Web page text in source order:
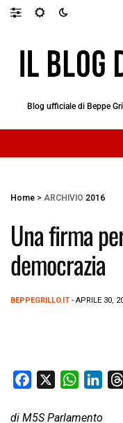
Blog ufficiale di Beppe
Home > ARCHIVIO 2016
Una firma
democrazia
BEPPEGRILLO.IT - APRILE 30,
c
W
a
di M5S Parlamento